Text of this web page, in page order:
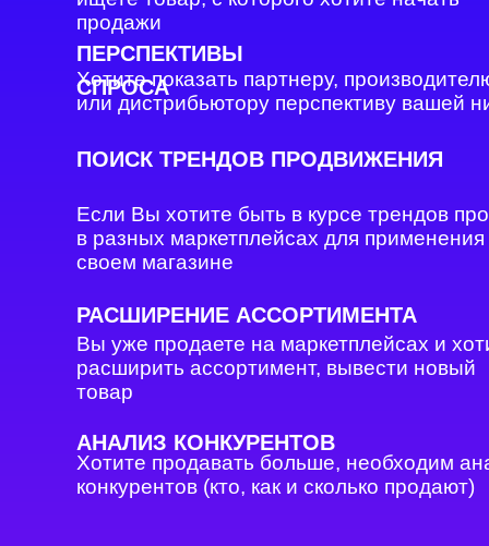
ПОИСК ТРЕНДОВ ПРОДВИЖЕНИЯ
Если Вы хотите быть в курсе трендов
в разных маркетплейсах для применения
своем магазине
АНАЛИЗ КОНКУРЕНТОВ
Хотите продавать больше, необходим
конкурентов (кто, как и сколько продают)
ПЕРСПЕКТИВЫ
СПРОСА
Хотите показать партнеру,
или дистрибьютору перспективу вашей
РАСШИРЕНИЕ АССОРТИМЕНТА
Вы уже продаете на маркетплейсах и
расширить ассортимент, вывести новый
товар
продажи